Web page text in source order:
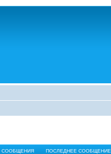
СООБЩЕНИЯ ПОСЛЕДНЕЕ СООБЩЕНИЕ